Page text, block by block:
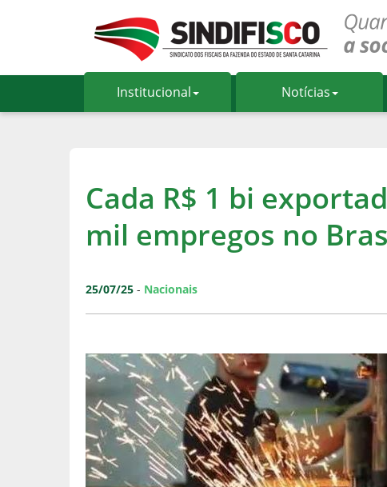
Institucional Notícias
Cada R$ 1 bi
mil empregos no
25/07/25 - Nacionais